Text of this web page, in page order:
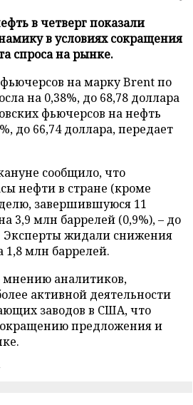
в четверг показали
в условиях сокращения
спроса на рынке.
на марку Brent по
на 0,38%, до 68,78 доллара
фьючерсов на нефть
до 66,74 доллара, передает
сообщило, что
нефти в стране (кроме
завершившуюся 11
3,9 млн баррелей (0,9%), – до
Эксперты жидали снижения
1,8 млн баррелей.
мнению аналитиков,
активной деятельности
заводов в США, что
предложения и